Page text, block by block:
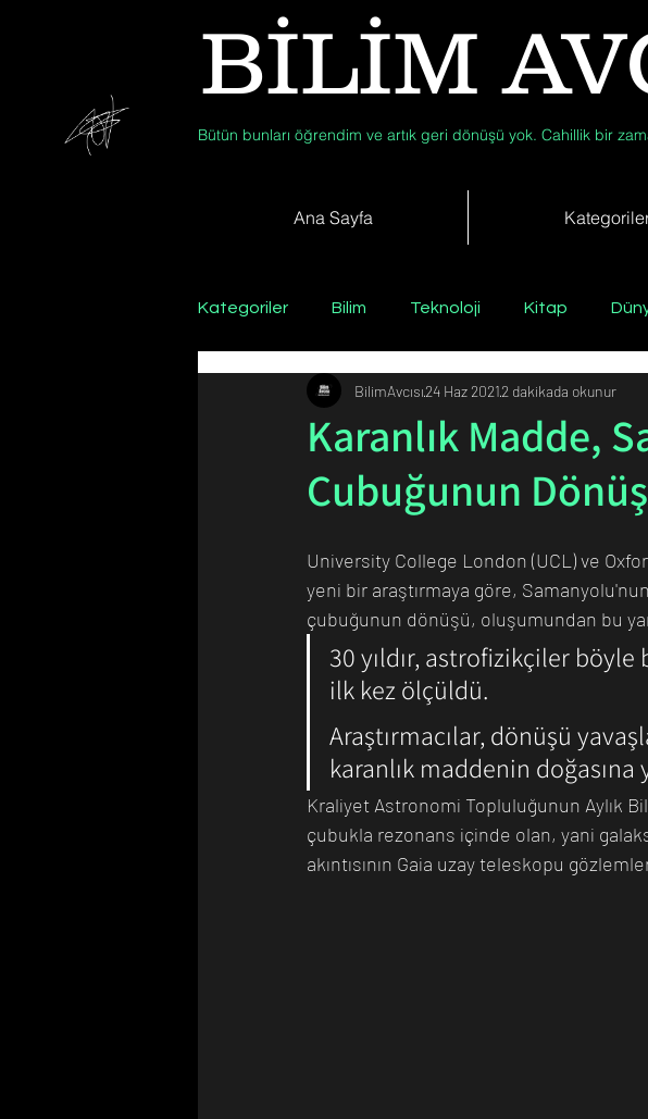
BİLİM
Bütün bunları öğrendim ve artık geri dönüşü yok. Cahillik bir
Ana Sayfa
Kategoriler Bilim Teknoloji Kitap
Psikoloji / Sosyoloji / Felsefe Tıp Arkeoloji
Günün Fotoğrafı Biyoloji
Bilim Tarihinde Bugün Günün Bilim İnsanı
Karanlık Madde,
Çubuğunun
BilimAvcısı24 Haz 20212 dakikada okunur
University College London (UCL) ve
yeni bir araştırmaya göre,
çubuğunun dönüşü, oluşumundan bu
30 yıldır, astrofizikçiler
ilk kez ölçüldü.
Araştırmacılar, dönüşü
karanlık maddenin doğasına
Kraliyet Astronomi Topluluğunun Aylık
çubukla rezonans içinde olan, yani
akıntısının Gaia uzay teleskopu